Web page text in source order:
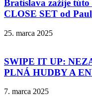
Bratislava zažije
CLOSE SET od
25. marca 2025
SWIPE IT UP:
PLNÁ HUDBY A
7. marca 2025